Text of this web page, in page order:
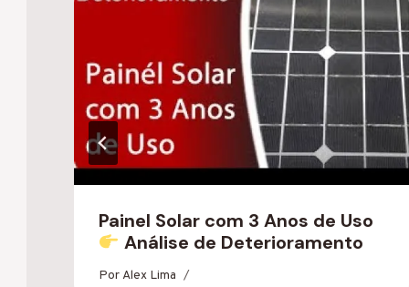
Painel Solar com 3 Anos de Uso
Análise de Deterioramento
PorAlex Lima